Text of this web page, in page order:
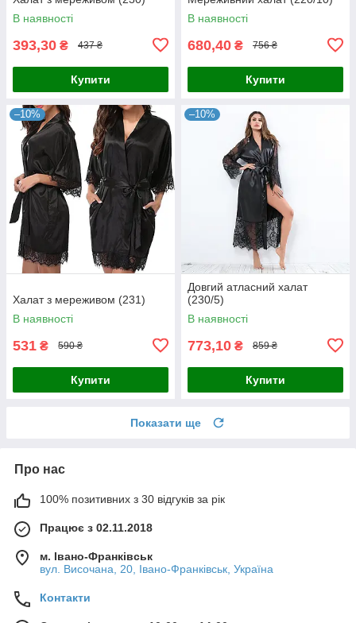
В наявності
393,30 ₴ 437 ₴
Купити
В наявності
680,40 ₴ 756 ₴
Купити
–10%
Халат з мереживом (231)
В наявності
531 ₴ 590 ₴
Купити
–10%
Довгий атласний халат
(230/5)
В наявності
773,10 ₴ 859 ₴
Купити
Показати ще
Про нас
100% позитивних з 30 відгуків за рік
Працює з 02.11.2018
м. Івано-Франківськ
вул. Височана, 20, Івано-Франківськ, Україна
Контакти